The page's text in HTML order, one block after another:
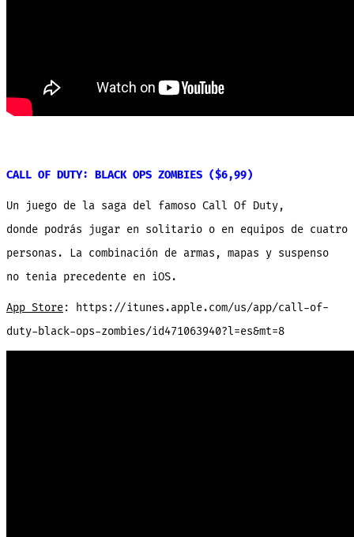
CALL OF DUTY: BLACK OPS ZOMBIES ($6,99)
Un juego de la saga del famoso Call Of Duty,
donde podrás jugar en solitario o en equipos de cuatro
personas. La combinación de armas, mapas y suspenso
no tenia precedente en iOS.
App Store: https://itunes.apple.com/us/app/call-of-
duty-black-ops-zombies/id471063940?l=es&mt=8